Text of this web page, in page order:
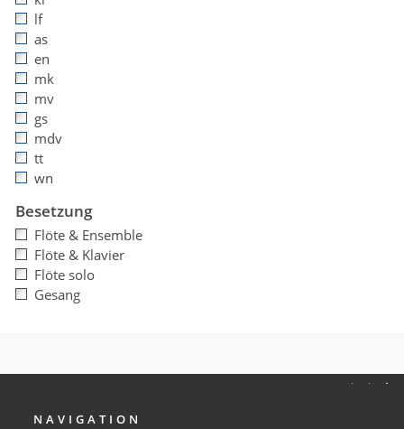
lf
as
en
mk
mv
gs
mdv
tt
wn
Besetzung
Flöte & Ensemble
Flöte & Klavier
Flöte solo
Gesang
NAVIGATION